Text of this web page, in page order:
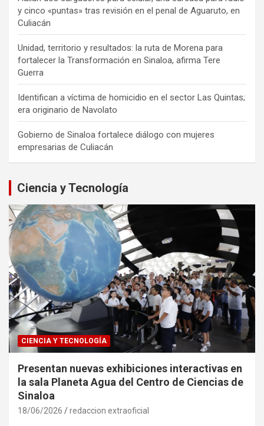
y cinco «puntas» tras revisión en el penal de Aguaruto, en
Culiacán
Unidad, territorio y resultados: la ruta de Morena para
fortalecer la Transformación en Sinaloa, afirma Tere
Guerra
Identifican a víctima de homicidio en el sector Las Quintas;
era originario de Navolato
Gobierno de Sinaloa fortalece diálogo con mujeres
empresarias de Culiacán
Ciencia y Tecnología
CIENCIA Y TECNOLOGÍA
Presentan nuevas exhibiciones interactivas en
la sala Planeta Agua del Centro de Ciencias de
Sinaloa
18/06/2026 redaccion extraoficial